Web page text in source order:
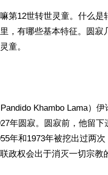
第12世转世灵童。什么
，有哪些基本特征。圆寂
童。
Khambo Lama）伊
年圆寂。圆寂前，他留下
年和1973年被挖出过两
政权会出于消灭一切宗教